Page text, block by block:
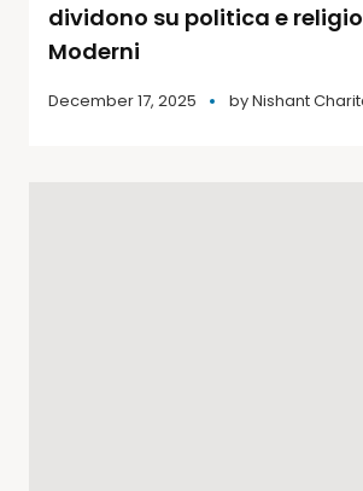
dividono su politica e
Moderni
December 17, 2025 byNishant